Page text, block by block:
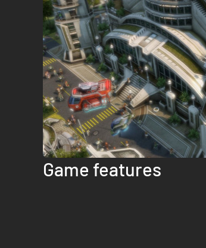
Game features